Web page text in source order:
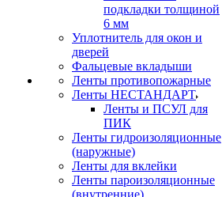
подкладки толщиной
6 мм
Уплотнитель для окон и
дверей
Фальцевые вкладыши
Ленты противопожарные
Ленты НЕСТАНДАРТ
Ленты и ПСУЛ для
ПИК
Ленты гидроизоляционные
(наружные)
Ленты для вклейки
Ленты пароизоляционные
(внутренние)